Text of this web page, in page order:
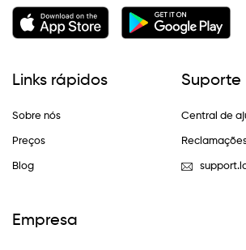
Links rápidos
Sobre nós
Preços
Blog
Suporte
Central de
Empresa